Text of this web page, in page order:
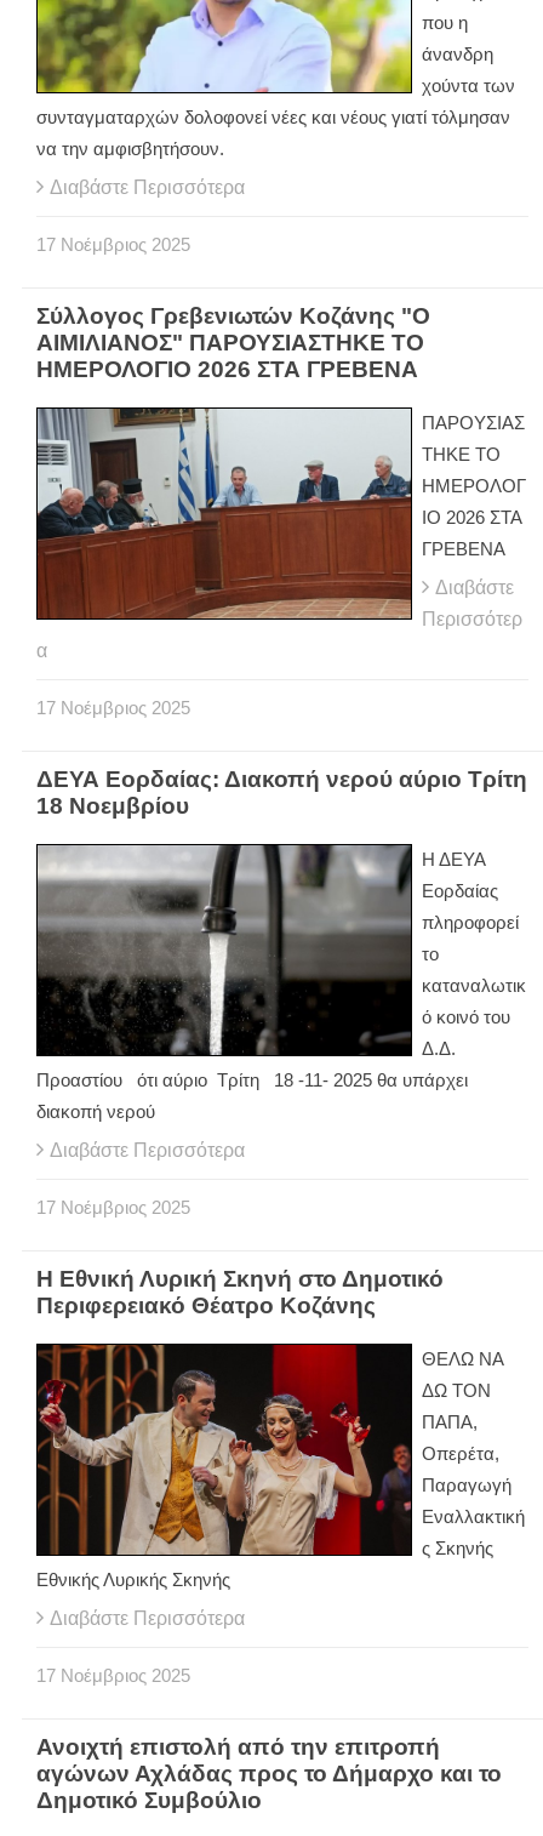
που η
άνανδρη
χούντα των
συνταγματαρχών δολοφονεί νέες και νέους γιατί τόλμησαν
να την αμφισβητήσουν.
Διαβάστε Περισσότερα
17 Νοέμβριος 2025
Σύλλογος Γρεβενιωτών Κοζάνης "Ο
ΑΙΜΙΛΙΑΝΟΣ" ΠΑΡΟΥΣΙΑΣΤΗΚΕ ΤΟ
ΗΜΕΡΟΛΟΓΙΟ 2026 ΣΤΑ ΓΡΕΒΕΝΑ
ΠΑΡΟΥΣΙΑΣ
ΤΗΚΕ ΤΟ
ΗΜΕΡΟΛΟΓ
ΙΟ 2026 ΣΤΑ
ΓΡΕΒΕΝΑ
Διαβάστε
Περισσότερ
α
17 Νοέμβριος 2025
ΔΕΥΑ Εορδαίας: Διακοπή νερού αύριο Τρίτη
18 Νοεμβρίου
Η ΔΕΥΑ
Εορδαίας
πληροφορεί
το
καταναλωτικ
ό κοινό του
Δ.Δ.
Προαστίου ότι αύριο Τρίτη 18 -11- 2025 θα υπάρχει
διακοπή νερού
Διαβάστε Περισσότερα
17 Νοέμβριος 2025
Η Εθνική Λυρική Σκηνή στο Δημοτικό
Περιφερειακό Θέατρο Κοζάνης
ΘΕΛΩ ΝΑ
ΔΩ ΤΟΝ
ΠΑΠΑ,
Οπερέτα,
Παραγωγή
Εναλλακτική
ς Σκηνής
Εθνικής Λυρικής Σκηνής
Διαβάστε Περισσότερα
17 Νοέμβριος 2025
Ανοιχτή επιστολή από την επιτροπή
αγώνων Αχλάδας προς το Δήμαρχο και το
Δημοτικό Συμβούλιο